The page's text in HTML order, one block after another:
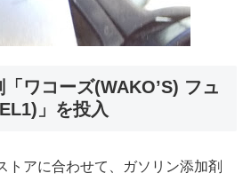
ワコーズ(WAKO’S) フュ
」を投入
トアに合わせて、ガソリン添加剤